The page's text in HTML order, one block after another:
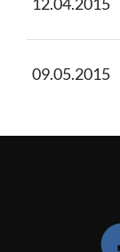
12.04.2015
09.05.2015